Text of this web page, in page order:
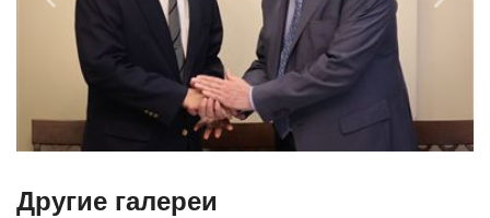
Назад
Другие галереи